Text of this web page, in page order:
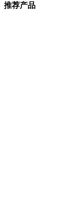
推荐产品